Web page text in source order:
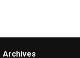
Archives